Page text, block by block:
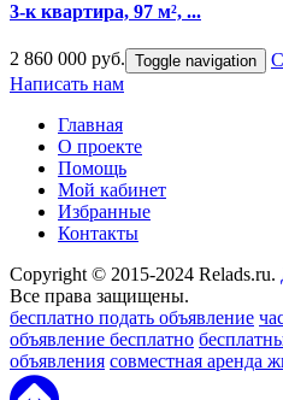
3-к квартира, 97 м², ...
2 860 000 руб. Toggle navigation
Написать нам
Главная
О проекте
Помощь
Мой кабинет
Избранные
Контакты
Copyright © 2015-2024 Relads.ru.
Все права защищены.
бесплатно подать объявление
объявление бесплатно
объявления совместная аренда